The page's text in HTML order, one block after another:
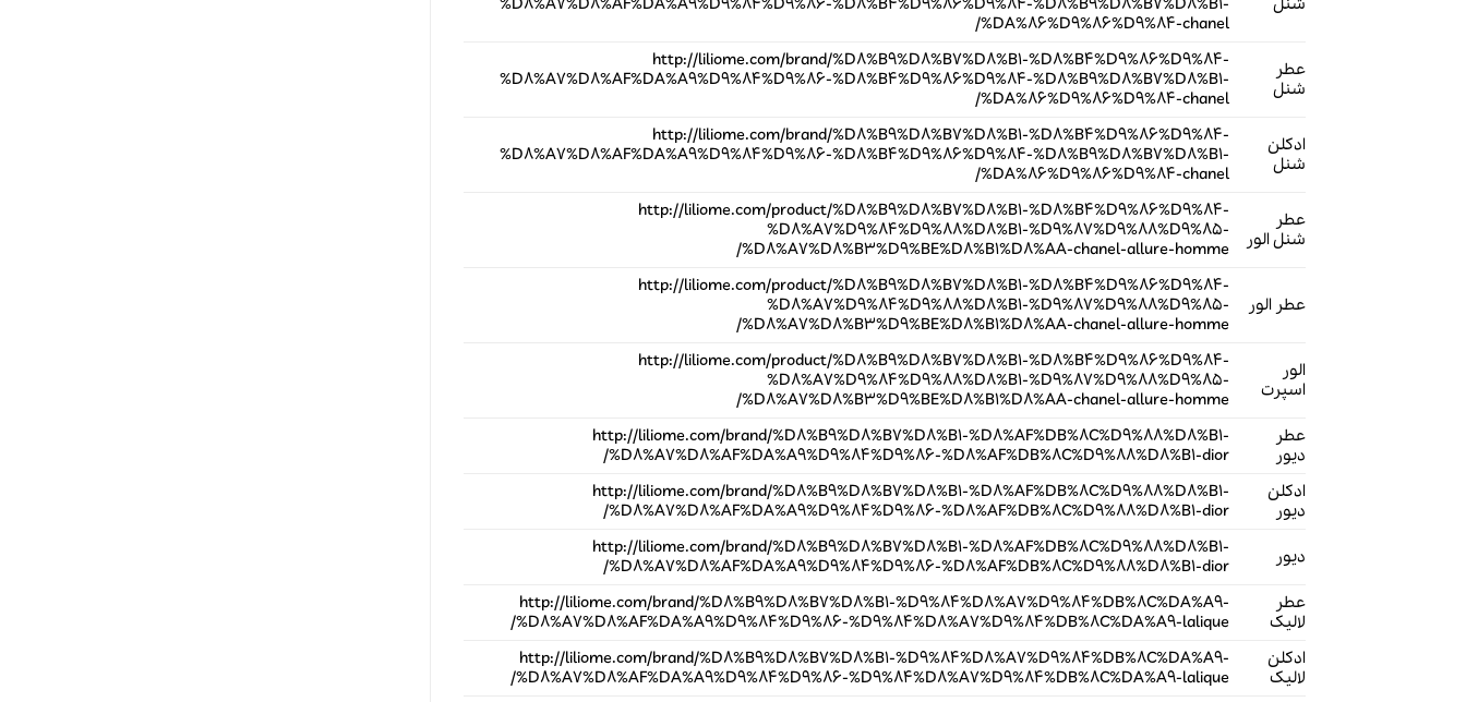
شنل
%D8%A7%D8%AF%DA%A9%D9%84%D9%86-%D8%B4%D9%86%D9%84-%D8%B9%D8%B7%D8%B1-
%DA%86%D9%86%D9%84-chanel/
عطر
شنل
http://liliome.com/brand/%D8%B9%D8%B7%D8%B1-%D8%B4%D9%86%D9%84-
%D8%A7%D8%AF%DA%A9%D9%84%D9%86-%D8%B4%D9%86%D9%84-%D8%B9%D8%B7%D8%B1-
%DA%86%D9%86%D9%84-chanel/
ادکلن
شنل
http://liliome.com/brand/%D8%B9%D8%B7%D8%B1-%D8%B4%D9%86%D9%84-
%D8%A7%D8%AF%DA%A9%D9%84%D9%86-%D8%B4%D9%86%D9%84-%D8%B9%D8%B7%D8%B1-
%DA%86%D9%86%D9%84-chanel/
عطر
شنل الور
http://liliome.com/product/%D8%B9%D8%B7%D8%B1-%D8%B4%D9%86%D9%84-
%D8%A7%D9%84%D9%88%D8%B1-%D9%87%D9%88%D9%85-
%D8%A7%D8%B3%D9%BE%D8%B1%D8%AA-chanel-allure-homme/
عطر الور
http://liliome.com/product/%D8%B9%D8%B7%D8%B1-%D8%B4%D9%86%D9%84-
%D8%A7%D9%84%D9%88%D8%B1-%D9%87%D9%88%D9%85-
%D8%A7%D8%B3%D9%BE%D8%B1%D8%AA-chanel-allure-homme/
الور
اسپرت
http://liliome.com/product/%D8%B9%D8%B7%D8%B1-%D8%B4%D9%86%D9%84-
%D8%A7%D9%84%D9%88%D8%B1-%D9%87%D9%88%D9%85-
%D8%A7%D8%B3%D9%BE%D8%B1%D8%AA-chanel-allure-homme/
عطر
دیور
http://liliome.com/brand/%D8%B9%D8%B7%D8%B1-%D8%AF%DB%8C%D9%88%D8%B1-
%D8%A7%D8%AF%DA%A9%D9%84%D9%86-%D8%AF%DB%8C%D9%88%D8%B1-dior/
ادکلن
دیور
http://liliome.com/brand/%D8%B9%D8%B7%D8%B1-%D8%AF%DB%8C%D9%88%D8%B1-
%D8%A7%D8%AF%DA%A9%D9%84%D9%86-%D8%AF%DB%8C%D9%88%D8%B1-dior/
دیور
http://liliome.com/brand/%D8%B9%D8%B7%D8%B1-%D8%AF%DB%8C%D9%88%D8%B1-
%D8%A7%D8%AF%DA%A9%D9%84%D9%86-%D8%AF%DB%8C%D9%88%D8%B1-dior/
عطر
لالیک
http://liliome.com/brand/%D8%B9%D8%B7%D8%B1-%D9%84%D8%A7%D9%84%DB%8C%DA%A9-
%D8%A7%D8%AF%DA%A9%D9%84%D9%86-%D9%84%D8%A7%D9%84%DB%8C%DA%A9-lalique/
ادکلن
لالیک
http://liliome.com/brand/%D8%B9%D8%B7%D8%B1-%D9%84%D8%A7%D9%84%DB%8C%DA%A9-
%D8%A7%D8%AF%DA%A9%D9%84%D9%86-%D9%84%D8%A7%D9%84%DB%8C%DA%A9-lalique/